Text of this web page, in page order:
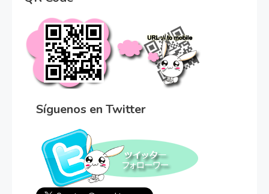
Síguenos en Twitter